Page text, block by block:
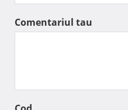
Comentariul tau